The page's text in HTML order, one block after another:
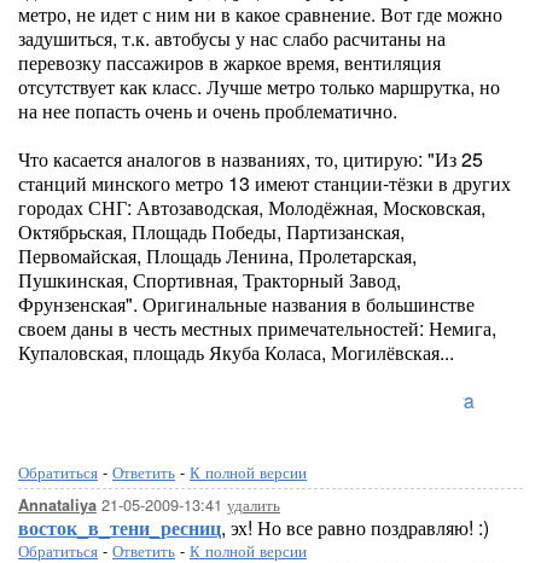
метро, не идет с ним ни в какое сравнение. Вот где можно
задушиться, т.к. автобусы у нас слабо расчитаны на
перевозку пассажиров в жаркое время, вентиляция
отсутствует как класс. Лучше метро только маршрутка, но
на нее попасть очень и очень проблематично.
Что касается аналогов в названиях, то, цитирую: "Из 25
станций минского метро 13 имеют станции-тёзки в других
городах СНГ: Автозаводская, Молодёжная, Московская,
Октябрьская, Площадь Победы, Партизанская,
Первомайская, Площадь Ленина, Пролетарская,
Пушкинская, Спортивная, Тракторный Завод,
Фрунзенская". Оригинальные названия в большинстве
своем даны в честь местных примечательностей: Немига,
Купаловская, площадь Якуба Коласа, Могилёвская...
Обратиться - Ответить - К полной версии
Annataliya 21-05-2009-13:41 удалить
восток_в_тени_ресниц, эх! Но все равно поздравляю! :)
Обратиться - Ответить - К полной версии